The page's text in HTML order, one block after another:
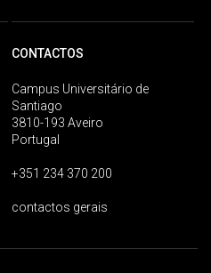
CONTACTOS
Campus Universitário de
Santiago
3810-193 Aveiro
Portugal
+351 234 370 200
contactos gerais